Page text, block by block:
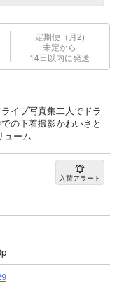
定期便（月2)
未定から
14日以内に発送
イブ写真集二人でドラ
の下着撮影かわいさと
ューム
入荷アラート